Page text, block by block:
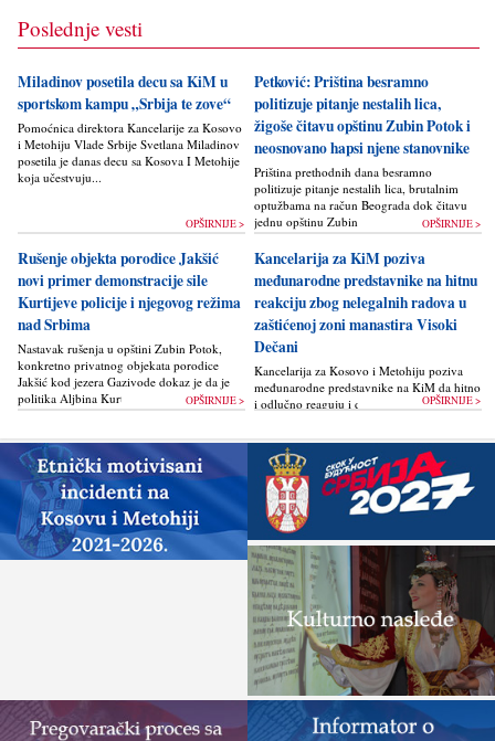
Poslednje vesti
Miladinov posetila decu sa KiM u
sportskom kampu „Srbija te zove“
Pomoćnica direktora Kancelarije za Kosovo
i Metohiju Vlade Srbije Svetlana Miladinov
posetila je danas decu sa Kosova I Metohije
koja učestvuju...
OPŠIRNIJE >
Petković: Priština besramno
politizuje pitanje nestalih lica,
žigoše čitavu opštinu Zubin Potok i
neosnovano hapsi njene stanovnike
Priština prethodnih dana besramno
politizuje pitanje nestalih lica, brutalnim
optužbama na račun Beograda dok čitavu
jednu opštinu Zubin Potok žigoše...OPŠIRNIJE >
Rušenje objekta porodice Jakšić
novi primer demonstracije sile
Kurtijeve policije i njegovog režima
nad Srbima
Nastavak rušenja u opštini Zubin Potok,
konkretno privatnog objekata porodice
Jakšić kod jezera Gazivode dokaz je da je
politika Alјbina Kurtija...
OPŠIRNIJE >
Kancelarija za KiM poziva
međunarodne predstavnike na hitnu
reakciju zbog nelegalnih radova u
zaštićenoj zoni manastira Visoki
Dečani
Kancelarija za Kosovo i Metohiju poziva
međunarodne predstavnike na KiM da hitno
i odlučno reaguju i da bez odlaganja
građevinskih...
OPŠIRNIJE >